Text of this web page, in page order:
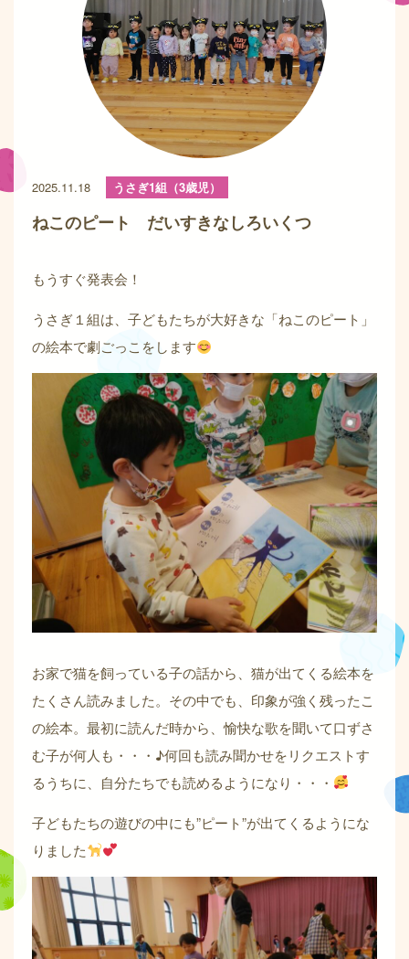
2025.11.18 うさぎ1組（3歳児）
ねこのピート だいすきなしろいくつ
もうすぐ発表会！
うさぎ１組は、子どもたちが大好きな「ねこのピート」
の絵本で劇ごっこをします
お家で猫を飼っている子の話から、猫が出てくる絵本を
たくさん読みました。その中でも、印象が強く残ったこ
の絵本。最初に読んだ時から、愉快な歌を聞いて口ずさ
む子が何人も・・・♪何回も読み聞かせをリクエストす
るうちに、自分たちでも読めるようになり・・・
子どもたちの遊びの中にも”ピート”が出てくるようにな
りました